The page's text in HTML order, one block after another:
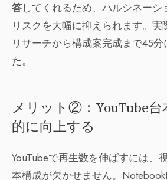
答してくれるため、ハルシネーシ
リスクを大幅に抑えられます。実
リサーチから構成案完成まで45
た。
メリット②：YouTube台
的に向上する
YouTubeで再生数を伸ばすには、
本構成が欠かせません。